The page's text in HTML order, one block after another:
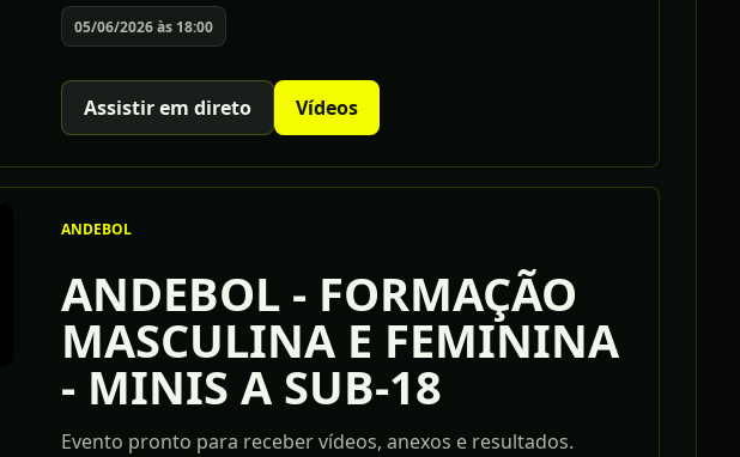
05/06/2026 às 18:00
Assistir em direto Vídeos
ANDEBOL
ANDEBOL - FORMAÇÃO
MASCULINA E FEMININA
- MINIS A SUB-18
Evento pronto para receber vídeos, anexos e resultados.